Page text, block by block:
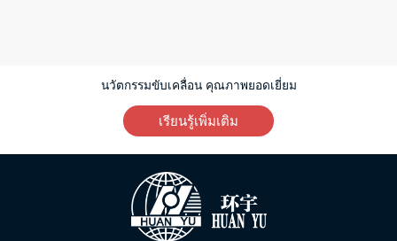
นวัตกรรมขับเคลื่อน คุณภาพยอดเยี่ยม
เรียนรู้เพิ่มเติม